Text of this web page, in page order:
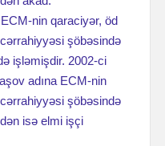
nin qaraciyər, öd
şöbəsində
işləmişdir. 2002-ci
adına ECM-nin
şöbəsində
isə elmi işçi